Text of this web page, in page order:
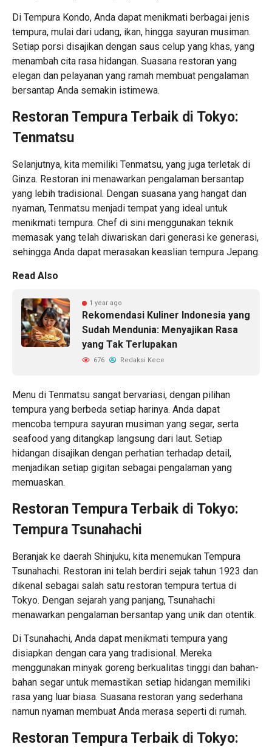
Di Tempura Kondo, Anda dapat menikmati berbagai jenis
tempura, mulai dari udang, ikan, hingga sayuran musiman.
Setiap porsi disajikan dengan saus celup yang khas, yang
menambah cita rasa hidangan. Suasana restoran yang
elegan dan pelayanan yang ramah membuat pengalaman
bersantap Anda semakin istimewa.
Restoran Tempura Terbaik di Tokyo:
Tenmatsu
Selanjutnya, kita memiliki Tenmatsu, yang juga terletak di
Ginza. Restoran ini menawarkan pengalaman bersantap
yang lebih tradisional. Dengan suasana yang hangat dan
nyaman, Tenmatsu menjadi tempat yang ideal untuk
menikmati tempura. Chef di sini menggunakan teknik
memasak yang telah diwariskan dari generasi ke generasi,
sehingga Anda dapat merasakan keaslian tempura Jepang.
Read Also
1 year ago
Rekomendasi Kuliner Indonesia yang
Sudah Mendunia: Menyajikan Rasa
yang Tak Terlupakan
676 Redaksi Kece
Menu di Tenmatsu sangat bervariasi, dengan pilihan
tempura yang berbeda setiap harinya. Anda dapat
mencoba tempura sayuran musiman yang segar, serta
seafood yang ditangkap langsung dari laut. Setiap
hidangan disajikan dengan perhatian terhadap detail,
menjadikan setiap gigitan sebagai pengalaman yang
memuaskan.
Restoran Tempura Terbaik di Tokyo:
Tempura Tsunahachi
Beranjak ke daerah Shinjuku, kita menemukan Tempura
Tsunahachi. Restoran ini telah berdiri sejak tahun 1923 dan
dikenal sebagai salah satu restoran tempura tertua di
Tokyo. Dengan sejarah yang panjang, Tsunahachi
menawarkan pengalaman bersantap yang unik dan otentik.
Di Tsunahachi, Anda dapat menikmati tempura yang
disiapkan dengan cara yang tradisional. Mereka
menggunakan minyak goreng berkualitas tinggi dan bahan-
bahan segar untuk memastikan setiap hidangan memiliki
rasa yang luar biasa. Suasana restoran yang sederhana
namun nyaman membuat Anda merasa seperti di rumah.
Restoran Tempura Terbaik di Tokyo: